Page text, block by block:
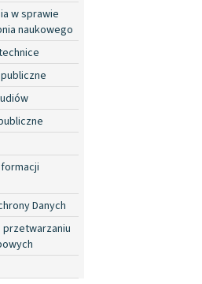
w sprawie
naukowego
Danych